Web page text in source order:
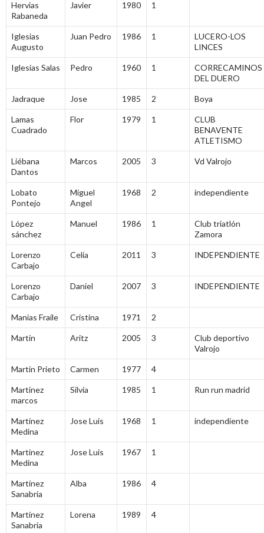
Hervias
Rabaneda
Javier 1980 1
Iglesias
Augusto
Juan Pedro 1986 1
LUCERO-LOS
LINCES
Iglesias Salas Pedro 1960 1
CORRECAMINOS
DEL DUERO
Jadraque Jose 1985 2 Boya
Lamas
Cuadrado
Flor 1979 1
CLUB
BENAVENTE
ATLETISMO
Liébana
Dantos
Marcos 2005 3 Vd Valrojo
Lobato
Pontejo
Miguel
Angel
1968 2 independiente
López
sánchez
Manuel 1986 1
Club triatlón
Zamora
Lorenzo
Carbajo
Celia 2011 3 INDEPENDIENTE
Lorenzo
Carbajo
Daniel 2007 3 INDEPENDIENTE
Manías Fraile Cristina 1971 2
Martin Aritz 2005 3
Club deportivo
Valrojo
Martín Prieto Carmen 1977 4
Martinez
marcos
Silvia 1985 1 Run run madrid
Martinez
Medina
Jose Luis 1968 1 independiente
Martinez
Medina
Jose Luis 1967 1
Martínez
Sanabria
Alba 1986 4
Martínez
Sanabria
Lorena 1989 4